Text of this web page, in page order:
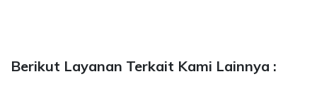
Berikut Layanan Terkait Kami Lainnya :